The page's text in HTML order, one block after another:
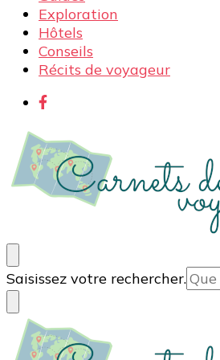
Exploration
Hôtels
Conseils
Récits de voyageur
Carnets de voyages
Blog voyage à la découverte
Vous
recherchiez
quelque
chose ?
Saisissez votre rechercher.